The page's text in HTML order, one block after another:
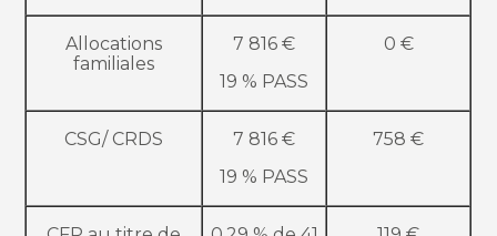
Allocations
familiales
7 816 €
19 % PASS
0 €
CSG/ CRDS
7 816 €
19 % PASS
758 €